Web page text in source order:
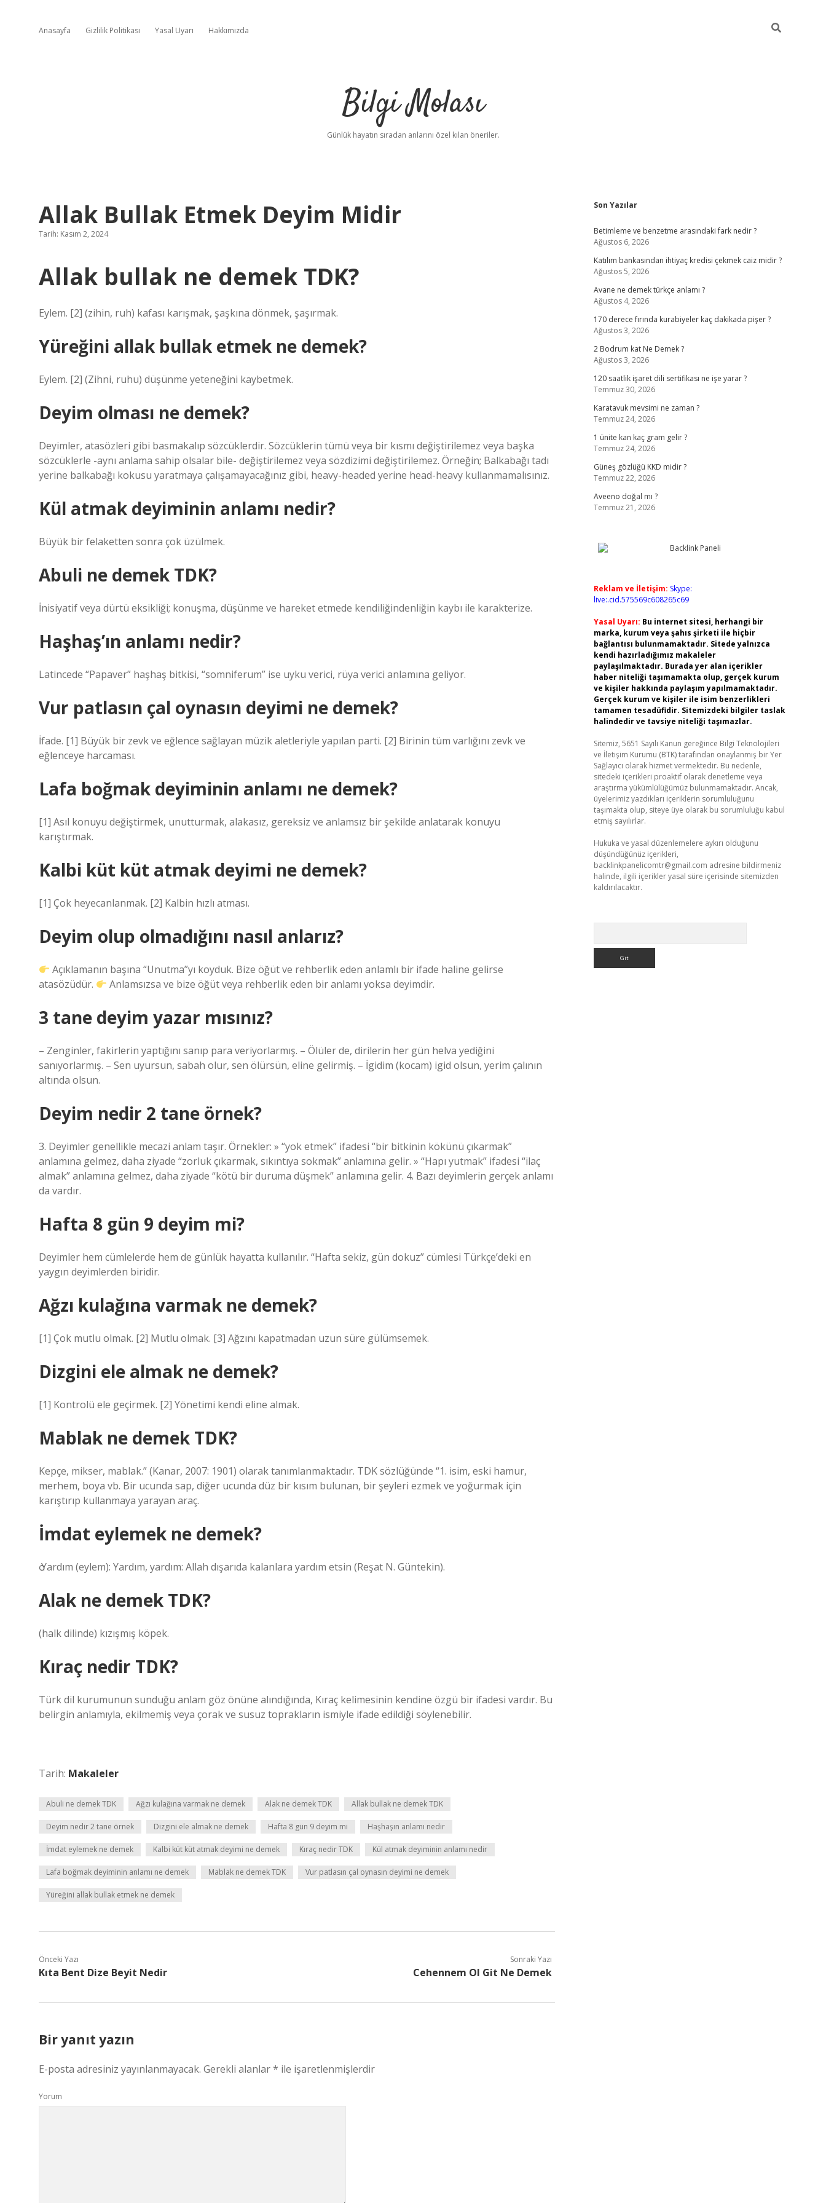
Anasayfa Gizlilik Politikası Yasal Uyarı Hakkımızda
Bilgi Molası
Günlük hayatın sıradan anlarını özel kılan öneriler.
Allak Bullak Etmek Deyim Midir
Tarih: Kasım 2, 2024
Allak bullak ne demek TDK?
Eylem. [2] (zihin, ruh) kafası karışmak, şaşkına dönmek, şaşırmak.
Yüreğini allak bullak etmek ne demek?
Eylem. [2] (Zihni, ruhu) düşünme yeteneğini kaybetmek.
Deyim olması ne demek?
Deyimler, atasözleri gibi basmakalıp sözcüklerdir. Sözcüklerin tümü veya bir kısmı değiştirilemez veya başka
sözcüklerle -aynı anlama sahip olsalar bile- değiştirilemez veya sözdizimi değiştirilemez. Örneğin; Balkabağı tadı
yerine balkabağı kokusu yaratmaya çalışamayacağınız gibi, heavy-headed yerine head-heavy kullanmamalısınız.
Kül atmak deyiminin anlamı nedir?
Büyük bir felaketten sonra çok üzülmek.
Abuli ne demek TDK?
İnisiyatif veya dürtü eksikliği; konuşma, düşünme ve hareket etmede kendiliğindenliğin kaybı ile karakterize.
Haşhaş’ın anlamı nedir?
Latincede “Papaver” haşhaş bitkisi, “somniferum” ise uyku verici, rüya verici anlamına geliyor.
Vur patlasın çal oynasın deyimi ne demek?
İfade. [1] Büyük bir zevk ve eğlence sağlayan müzik aletleriyle yapılan parti. [2] Birinin tüm varlığını zevk ve
eğlenceye harcaması.
Lafa boğmak deyiminin anlamı ne demek?
[1] Asıl konuyu değiştirmek, unutturmak, alakasız, gereksiz ve anlamsız bir şekilde anlatarak konuyu
karıştırmak.
Kalbi küt küt atmak deyimi ne demek?
[1] Çok heyecanlanmak. [2] Kalbin hızlı atması.
Deyim olup olmadığını nasıl anlarız?
Açıklamanın başına “Unutma”yı koyduk. Bize öğüt ve rehberlik eden anlamlı bir ifade haline gelirse
atasözüdür.
Anlamsızsa ve bize öğüt veya rehberlik eden bir anlamı yoksa deyimdir.
3 tane deyim yazar mısınız?
– Zenginler, fakirlerin yaptığını sanıp para veriyorlarmış. – Ölüler de, dirilerin her gün helva yediğini
sanıyorlarmış. – Sen uyursun, sabah olur, sen ölürsün, eline gelirmiş. – İgidim (kocam) igid olsun, yerim çalının
altında olsun.
Deyim nedir 2 tane örnek?
3. Deyimler genellikle mecazi anlam taşır. Örnekler: » “yok etmek” ifadesi “bir bitkinin kökünü çıkarmak”
anlamına gelmez, daha ziyade “zorluk çıkarmak, sıkıntıya sokmak” anlamına gelir. » “Hapı yutmak” ifadesi “ilaç
almak” anlamına gelmez, daha ziyade “kötü bir duruma düşmek” anlamına gelir. 4. Bazı deyimlerin gerçek anlamı
da vardır.
Hafta 8 gün 9 deyim mi?
Deyimler hem cümlelerde hem de günlük hayatta kullanılır. “Hafta sekiz, gün dokuz” cümlesi Türkçe’deki en
yaygın deyimlerden biridir.
Ağzı kulağına varmak ne demek?
[1] Çok mutlu olmak. [2] Mutlu olmak. [3] Ağzını kapatmadan uzun süre gülümsemek.
Dizgini ele almak ne demek?
[1] Kontrolü ele geçirmek. [2] Yönetimi kendi eline almak.
Mablak ne demek TDK?
Kepçe, mikser, mablak.” (Kanar, 2007: 1901) olarak tanımlanmaktadır. TDK sözlüğünde “1. isim, eski hamur,
merhem, boya vb. Bir ucunda sap, diğer ucunda düz bir kısım bulunan, bir şeyleri ezmek ve yoğurmak için
karıştırıp kullanmaya yarayan araç.
İmdat eylemek ne demek?
ѻ Yardım (eylem): Yardım, yardım: Allah dışarıda kalanlara yardım etsin (Reşat N. Güntekin).
Alak ne demek TDK?
(halk dilinde) kızışmış köpek.
Kıraç nedir TDK?
Türk dil kurumunun sunduğu anlam göz önüne alındığında, Kıraç kelimesinin kendine özgü bir ifadesi vardır. Bu
belirgin anlamıyla, ekilmemiş veya çorak ve susuz toprakların ismiyle ifade edildiği söylenebilir.
Tarih: Makaleler
Abuli ne demek TDK Ağzı kulağına varmak ne demek Alak ne demek TDK Allak bullak ne demek TDK
Deyim nedir 2 tane örnek Dizgini ele almak ne demek Hafta 8 gün 9 deyim mi Haşhaşın anlamı nedir
İmdat eylemek ne demek Kalbi küt küt atmak deyimi ne demek Kıraç nedir TDK Kül atmak deyiminin anlamı nedir
Lafa boğmak deyiminin anlamı ne demek Mablak ne demek TDK Vur patlasın çal oynasın deyimi ne demek
Yüreğini allak bullak etmek ne demek
Önceki Yazı
Kıta Bent Dize Beyit Nedir
Sonraki Yazı
Cehennem Ol Git Ne Demek
Bir yanıt yazın
E-posta adresiniz yayınlanmayacak. Gerekli alanlar* ile işaretlenmişlerdir
Yorum
Sidebar
Son Yazılar
Betimleme ve benzetme arasındaki fark nedir ?
Ağustos 6, 2026
Katılım bankasından ihtiyaç kredisi çekmek caiz midir ?
Ağustos 5, 2026
Avane ne demek türkçe anlamı ?
Ağustos 4, 2026
170 derece fırında kurabiyeler kaç dakikada pişer ?
Ağustos 3, 2026
2 Bodrum kat Ne Demek ?
Ağustos 3, 2026
120 saatlik işaret dili sertifikası ne işe yarar ?
Temmuz 30, 2026
Karatavuk mevsimi ne zaman ?
Temmuz 24, 2026
1 ünite kan kaç gram gelir ?
Temmuz 24, 2026
Güneş gözlüğü KKD midir ?
Temmuz 22, 2026
Aveeno doğal mı ?
Temmuz 21, 2026
Reklam ve İletişim: Skype:
live:.cid.575569c608265c69
Yasal Uyarı: Bu internet sitesi, herhangi bir
marka, kurum veya şahıs şirketi ile hiçbir
bağlantısı bulunmamaktadır. Sitede yalnızca
kendi hazırladığımız makaleler
paylaşılmaktadır. Burada yer alan içerikler
haber niteliği taşımamakta olup, gerçek kurum
ve kişiler hakkında paylaşım yapılmamaktadır.
Gerçek kurum ve kişiler ile isim benzerlikleri
tamamen tesadüfidir. Sitemizdeki bilgiler taslak
halindedir ve tavsiye niteliği taşımazlar.
Sitemiz, 5651 Sayılı Kanun gereğince Bilgi Teknolojileri
ve İletişim Kurumu (BTK) tarafından onaylanmış bir Yer
Sağlayıcı olarak hizmet vermektedir. Bu nedenle,
sitedeki içerikleri proaktif olarak denetleme veya
araştırma yükümlülüğümüz bulunmamaktadır. Ancak,
üyelerimiz yazdıkları içeriklerin sorumluluğunu
taşımakta olup, siteye üye olarak bu sorumluluğu kabul
etmiş sayılırlar.
Hukuka ve yasal düzenlemelere aykırı olduğunu
düşündüğünüz içerikleri,
backlinkpanelicomtr@gmail.com adresine bildirmeniz
halinde, ilgili içerikler yasal süre içerisinde sitemizden
kaldırılacaktır.